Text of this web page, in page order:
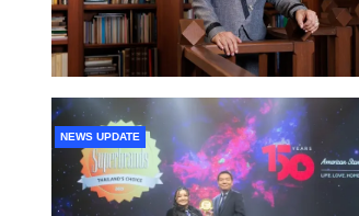
NEWS UPDATE